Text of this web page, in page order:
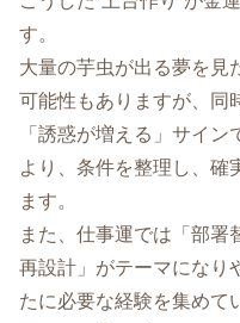
す。
大量の芋虫が出る夢を見
可能性もありますが、同
「誘惑が増える」サイ
より、条件を整理し、確
ます。
また、仕事運では「部署
再設計」がテーマになり
たに必要な経験を集めて